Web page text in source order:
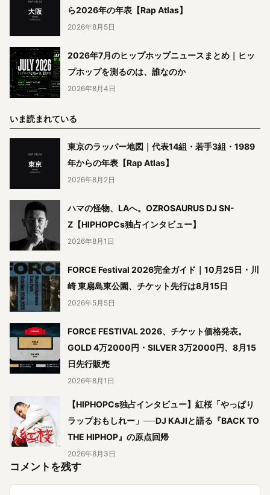
ら2026年の年表【Rap Atlas】
2026年8月5日
2026年7月のヒップホップニュースまとめ｜ヒッ
プホップを測るのは、誰なのか
2026年8月4日
いま読まれている
東京のラッパー地図｜代表14組・若手3組・1989
年からの年表【Rap Atlas】
2026年8月2日
ハマの怪物、LAへ。OZROSAURUS DJ SN-
Z【HIPHOPCs独占インタビュー】
2026年8月1日
FORCE Festival 2026完全ガイド｜10月25日・川
崎 東扇島東公園、チケット先行は8月15日
2026年5月5日
FORCE FESTIVAL 2026、チケット価格発表。
GOLD 4万2000円・SILVER 3万2000円、8月15
日先行販売
2026年8月1日
【HIPHOPCs独占インタビュー】紅桜「やっぱり
ラップおもしれー」──DJ KAJIと語る『BACK TO
THE HIPHOP』の原点回帰
2026年8月3日
コメントを残す